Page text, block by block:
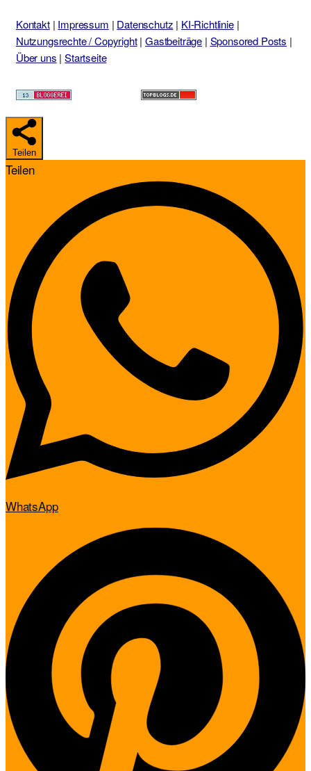
Kontakt| Impressum | Datenschutz | KI-Richtlinie|
Nutzungsrechte / Copyright|Gastbeiträge | Sponsored Posts |
Über uns |Startseite
Teilen
Teilen
WhatsApp